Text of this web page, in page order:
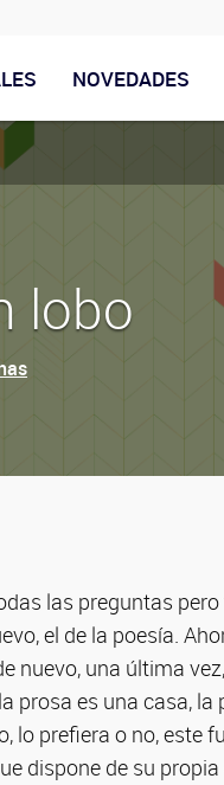
NOVEDADES
lobo
las preguntas
el de la poesía.
nuevo, una última
prosa es una casa,
lo prefiera o no, este
dispone de su propia